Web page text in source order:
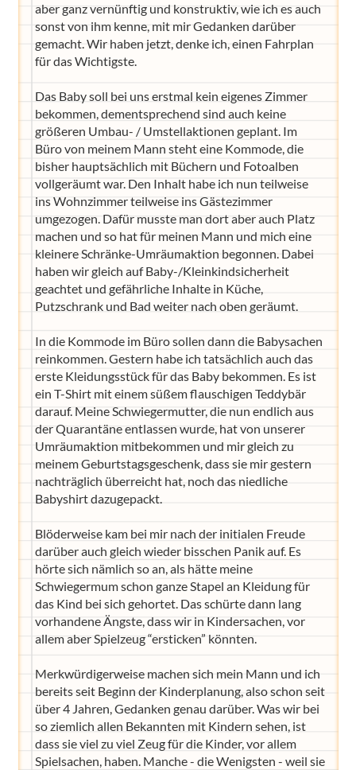
aber ganz vernünftig und konstruktiv, wie ich es auch
sonst von ihm kenne, mit mir Gedanken darüber
gemacht. Wir haben jetzt, denke ich, einen Fahrplan
für das Wichtigste.
Das Baby soll bei uns erstmal kein eigenes Zimmer
bekommen, dementsprechend sind auch keine
größeren Umbau- / Umstellaktionen geplant. Im
Büro von meinem Mann steht eine Kommode, die
bisher hauptsächlich mit Büchern und Fotoalben
vollgeräumt war. Den Inhalt habe ich nun teilweise
ins Wohnzimmer teilweise ins Gästezimmer
umgezogen. Dafür musste man dort aber auch Platz
machen und so hat für meinen Mann und mich eine
kleinere Schränke-Umräumaktion begonnen. Dabei
haben wir gleich auf Baby-/Kleinkindsicherheit
geachtet und gefährliche Inhalte in Küche,
Putzschrank und Bad weiter nach oben geräumt.
In die Kommode im Büro sollen dann die Babysachen
reinkommen. Gestern habe ich tatsächlich auch das
erste Kleidungsstück für das Baby bekommen. Es ist
ein T-Shirt mit einem süßem flauschigen Teddybär
darauf. Meine Schwiegermutter, die nun endlich aus
der Quarantäne entlassen wurde, hat von unserer
Umräumaktion mitbekommen und mir gleich zu
meinem Geburtstagsgeschenk, dass sie mir gestern
nachträglich überreicht hat, noch das niedliche
Babyshirt dazugepackt.
Blöderweise kam bei mir nach der initialen Freude
darüber auch gleich wieder bisschen Panik auf. Es
hörte sich nämlich so an, als hätte meine
Schwiegermum schon ganze Stapel an Kleidung für
das Kind bei sich gehortet. Das schürte dann lang
vorhandene Ängste, dass wir in Kindersachen, vor
allem aber Spielzeug “ersticken” könnten.
Merkwürdigerweise machen sich mein Mann und ich
bereits seit Beginn der Kinderplanung, also schon seit
über 4 Jahren, Gedanken genau darüber. Was wir bei
so ziemlich allen Bekannten mit Kindern sehen, ist
dass sie viel zu viel Zeug für die Kinder, vor allem
Spielsachen, haben. Manche - die Wenigsten - weil sie